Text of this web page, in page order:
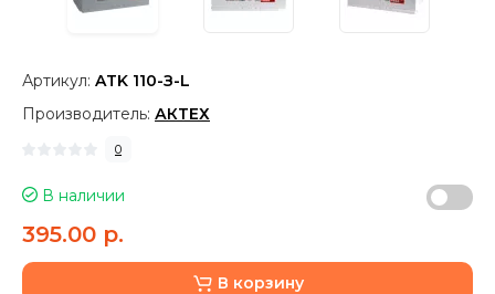
Артикул: ATK 110-З-L
Производитель: АКТЕХ
0
В наличии
395.00 р.
В корзину